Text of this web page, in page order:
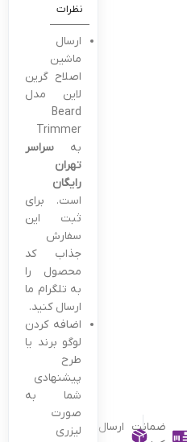
ضمانت ارسال
نظرات
ارسال
ماشین
اصلاح گرین
لاین مدل
Beard
Trimmer
به سراسر
تهران
رایگان
است. برای
ثبت این
سفارش
جذاب کد
محصول را
به تلگرام ما
ارسال کنید.
اضافه کردن
لوگو برند یا
طرح
پیشنهادی
شما به
صورت
لیزری